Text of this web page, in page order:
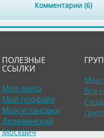
Комментарии (6)
ПОЛЕЗНЫЕ
ССЫЛКИ
Моя лента
Мой профайл
Мои установки
Деревенский
Москвич
Мои
Все